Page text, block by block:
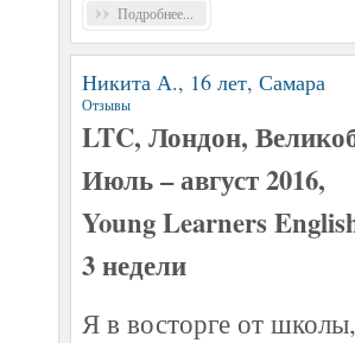
Подробнее...
Никита А., 16 лет, Самара
Отзывы
LTC, Лондон,
Июль – август 2016,
Young Learners
3 недели
Я в восторге от